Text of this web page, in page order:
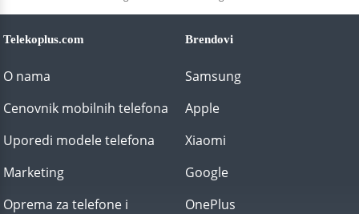
Telekoplus.com
O nama
Cenovnik mobilnih telefona
Uporedi modele telefona
Marketing
Oprema za telefone i
Brendovi
Samsung
Apple
Xiaomi
Google
OnePlus